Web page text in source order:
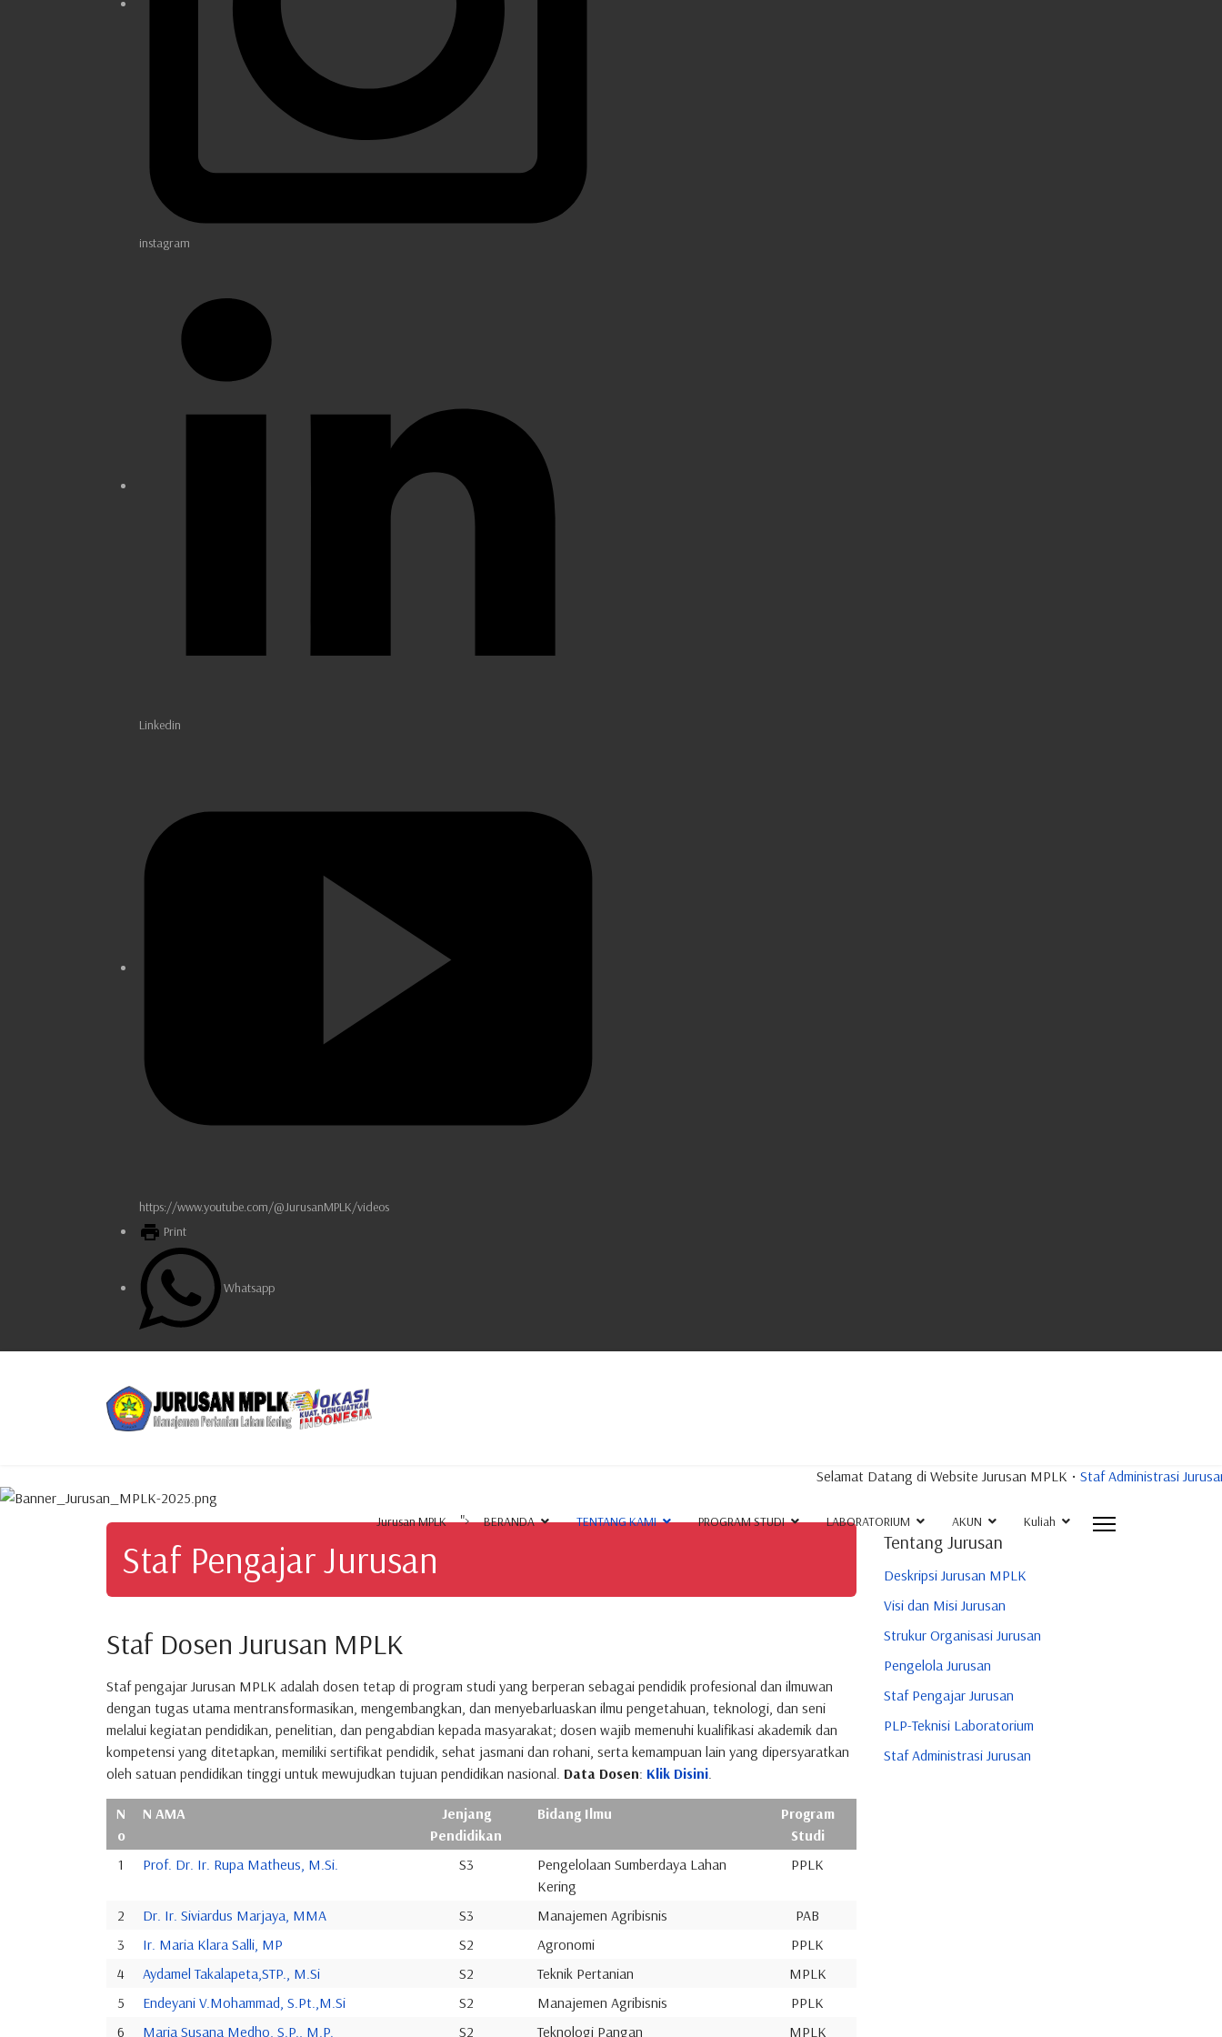
instagram
Linkedin
https://www.youtube.com/@JurusanMPLK/videos
Print
Whatsapp
Jurusan MPLK "> BERANDA TENTANG KAMI PROGRAM STUDI LABORATORIUM AKUN Kuliah
Selamat Datang di Website Jurusan MPLK • Staf Administrasi Jurusan • PLP-
Staf Pengajar Jurusan
Staf Dosen Jurusan MPLK
Staf pengajar Jurusan MPLK adalah dosen tetap di program studi yang berperan sebagai pendidik profesional dan ilmuwan
dengan tugas utama mentransformasikan, mengembangkan, dan menyebarluaskan ilmu pengetahuan, teknologi, dan seni
melalui kegiatan pendidikan, penelitian, dan pengabdian kepada masyarakat; dosen wajib memenuhi kualifikasi akademik dan
kompetensi yang ditetapkan, memiliki sertifikat pendidik, sehat jasmani dan rohani, serta kemampuan lain yang dipersyaratkan
oleh satuan pendidikan tinggi untuk mewujudkan tujuan pendidikan nasional. Data Dosen: Klik Disini.
N
o
N AMA
Jenjang
Pendidikan
Bidang Ilmu
Program
Studi
1
Prof. Dr. Ir. Rupa Matheus, M.Si. S3
Pengelolaan Sumberdaya Lahan
Kering
PPLK
2 Dr. Ir. Siviardus Marjaya, MMA S3 Manajemen Agribisnis
PAB
3
Ir. Maria Klara Salli, MP S2 Agronomi
PPLK
4
Aydamel Takalapeta,STP., M.Si S2 Teknik Pertanian
MPLK
5
Endeyani V.Mohammad, S.Pt.,M.Si S2 Manajemen Agribisnis
PPLK
6
Maria Susana Medho, S.P., M.P. S2 Teknologi Pangan MPLK
Tentang Jurusan
Deskripsi Jurusan MPLK
Visi dan Misi Jurusan
Strukur Organisasi Jurusan
Pengelola Jurusan
Staf Pengajar Jurusan
PLP-Teknisi Laboratorium
Staf Administrasi Jurusan